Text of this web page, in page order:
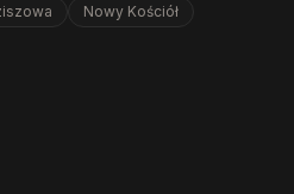
Nowy Kościół